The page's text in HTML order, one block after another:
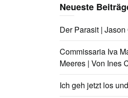
Neueste
Der Parasit |
Commissaria Iva
Meeres | Von Ines
Ich geh jetzt los